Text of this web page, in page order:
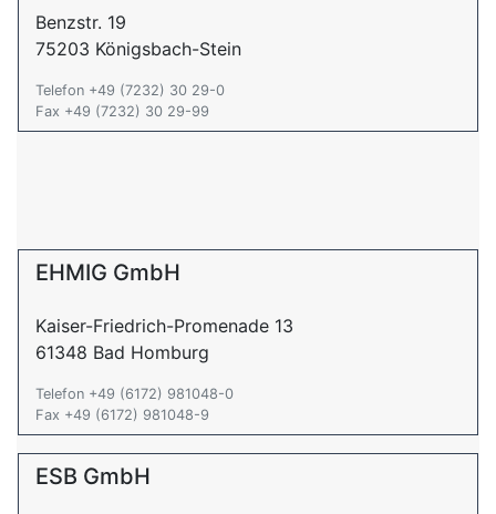
Benzstr. 19
75203 Königsbach-Stein
Telefon +49 (7232) 30 29-0
Fax +49 (7232) 30 29-99
EHMIG GmbH
Kaiser-Friedrich-Promenade 13
61348 Bad Homburg
Telefon +49 (6172) 981048-0
Fax +49 (6172) 981048-9
ESB GmbH